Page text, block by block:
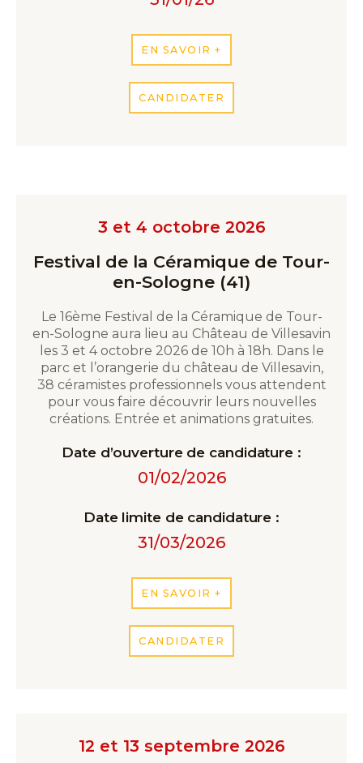
EN SAVOIR +
CANDIDATER
12 et 13 septembre 2026
3 et 4 octobre 2026
Festival de la Céramique de Tour-
en-Sologne (41)
Le 16ème Festival de la Céramique de Tour-
en-Sologne aura lieu au Château de Villesavin
les 3 et 4 octobre 2026 de 10h à 18h. Dans le
parc et l’orangerie du château de Villesavin,
38 céramistes professionnels vous attendent
pour vous faire découvrir leurs nouvelles
créations. Entrée et animations gratuites.
Date d’ouverture de candidature :
01/02/2026
Date limite de candidature :
31/03/2026
EN SAVOIR +
CANDIDATER